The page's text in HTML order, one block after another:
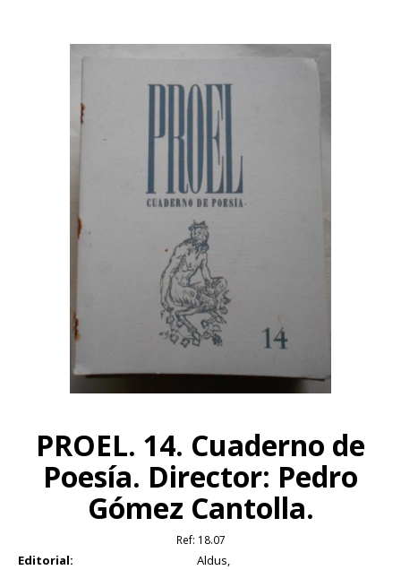
PROEL. 14. Cuaderno de
Poesía. Director: Pedro
Gómez Cantolla.
Ref: 18.07
Editorial:
Aldus,